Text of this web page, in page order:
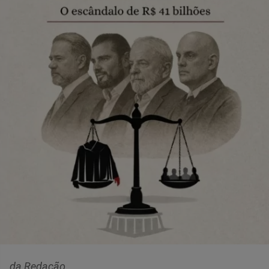
da Redação